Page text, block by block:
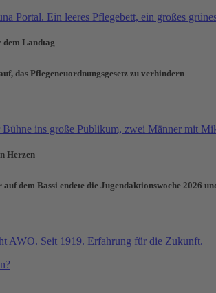
dem Landtag
das Pflegeneuordnungsgesetz zu verhindern
Herzen
dem Bassi endete die Jugendaktionswoche 2026